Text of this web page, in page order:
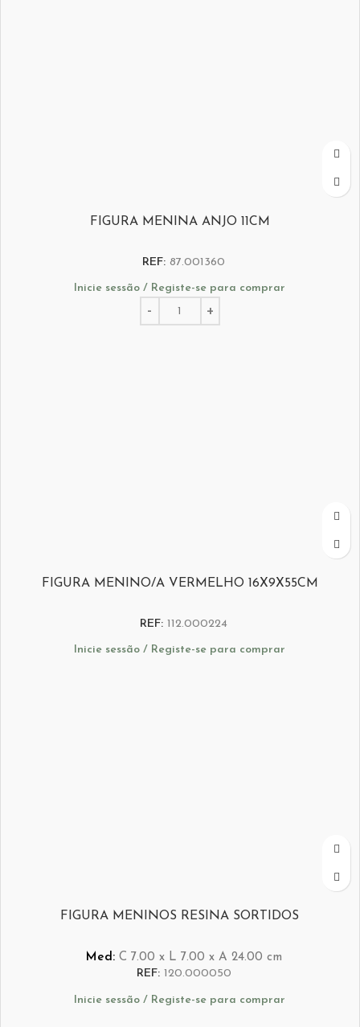
FIGURA MENINA ANJO 11CM
REF: 87.001360
Inicie sessão / Registe-se para comprar
FIGURA MENINO/A VERMELHO 16X9X55CM
REF: 112.000224
Inicie sessão / Registe-se para comprar
FIGURA MENINOS RESINA SORTIDOS
Med: C 7.00 x L 7.00 x A 24.00 cm
REF: 120.000050
Inicie sessão / Registe-se para comprar